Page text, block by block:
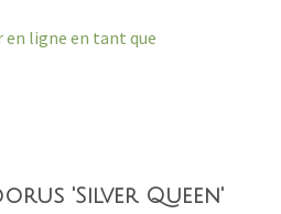
ligne en tant que
'Silver Queen'